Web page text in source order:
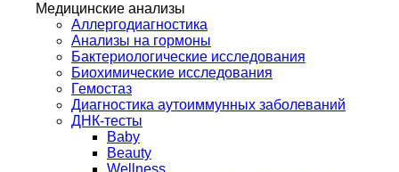
Медицинские анализы
Аллергодиагностика
Анализы на гормоны
Бактериологические исследования
Биохимические исследования
Гемостаз
Диагностика аутоиммунных заболеваний
ДНК-тесты
Baby
Beauty